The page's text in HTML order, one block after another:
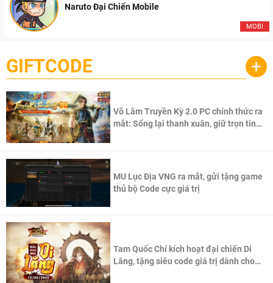
MOBI
Naruto Đại Chiến Mobile
GIFTCODE +
Võ Lâm Truyền Kỳ 2.0 PC chính thức ra
mắt: Sống lại thanh xuân, giữ trọn tinh
MU Lục Địa VNG ra mắt, gửi tặng game
thủ bộ Code cực giá trị
Tam Quốc Chí kích hoạt đại chiến Di
Lăng, tặng siêu code giá trị dành cho